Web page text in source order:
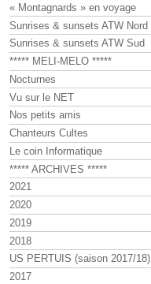
« Montagnards » en voyage
Sunrises & sunsets ATW Nord
Sunrises & sunsets ATW Sud
***** MELI-MELO *****
Nocturnes
Vu sur le NET
Nos petits amis
Chanteurs Cultes
Le coin Informatique
***** ARCHIVES *****
2021
2020
2019
2018
US PERTUIS (saison 2017/18)
2017